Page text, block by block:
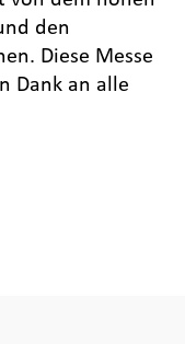
den
Diese Messe
Dank an alle